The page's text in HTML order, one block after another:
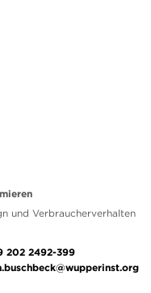
und Verbraucherverhalten
202 2492-399